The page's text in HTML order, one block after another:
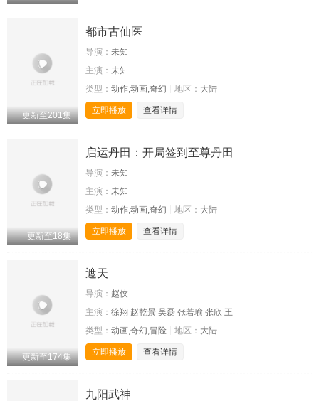
更新至201集
都市古仙医
导演： 未知
主演： 未知
类型： 动作,动画,奇幻 地区： 大陆
立即播放 查看详情
更新至18集
启运丹田：开局签到至尊丹田
导演： 未知
主演： 未知
类型： 动作,动画,奇幻 地区： 大陆
立即播放 查看详情
更新至174集
遮天
导演： 赵侠
主演： 徐翔 赵乾景 吴磊 张若瑜 张欣 王
类型： 动画,奇幻,冒险 地区： 大陆
立即播放 查看详情
九阳武神